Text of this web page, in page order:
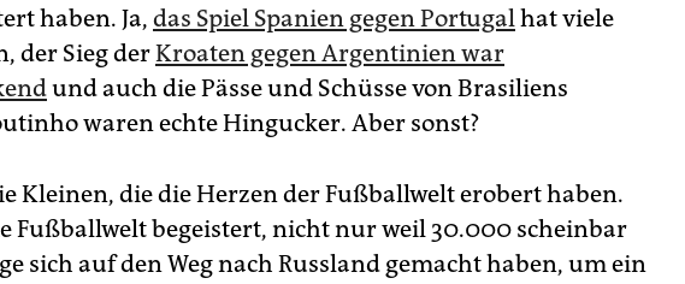
haben. Ja, das Spiel Spanien gegen Portugalhat viele
der Sieg derKroaten gegen Argentinien war
und auch die Pässe und Schüsse von Brasiliens
waren echte Hingucker. Aber sonst?
Kleinen, die die Herzen der Fußballwelt erobert haben.
Fußballwelt begeistert, nicht nur weil 30.000 scheinbar
sich auf den Weg nach Russland gemacht haben, um ein